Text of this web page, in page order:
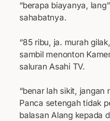
“berapa biayanya,
sahabatnya.
“85 ribu, ja. murah
sambil menonton
saluran Asahi TV.
“benar lah sikit, jangan
Panca setengah tidak
balasan Alang kepada